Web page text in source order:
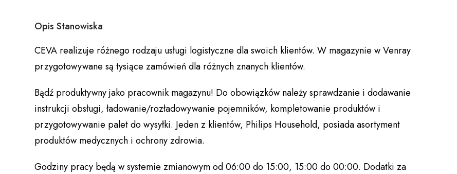
Opis Stanowiska
CEVA realizuje różnego rodzaju usługi logistyczne dla swoich klientów. W magazynie w Venray
przygotowywane są tysiące zamówień dla różnych znanych klientów.
Bądź produktywny jako pracownik magazynu! Do obowiązków należy sprawdzanie i dodawanie
instrukcji obsługi, ładowanie/rozładowywanie pojemników, kompletowanie produktów i
przygotowywanie palet do wysyłki. Jeden z klientów, Philips Household, posiada asortyment
produktów medycznych i ochrony zdrowia.
Godziny pracy będą w systemie zmianowym od 06:00 do 15:00, 15:00 do 00:00. Dodatki za